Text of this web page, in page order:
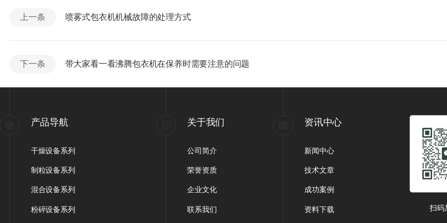
上一条 喷雾式包衣机机械故障的处理方式
下一条 带大家看一看沸腾包衣机在保养时需要注意的问题
产品导航
干燥设备系列
制粒设备系列
混合设备系列
粉碎设备系列
关于我们
公司简介
荣誉资质
企业文化
联系我们
资讯中心
新闻中心
技术文章
成功案例
资料下载 扫码